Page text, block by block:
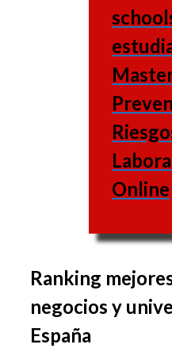
Online
El
varía de
Ranking
negocios y
España